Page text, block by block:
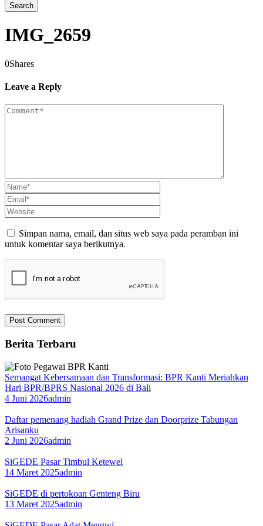
IMG_2659
0Shares
Leave a Reply
Simpan nama, email, dan situs web saya pada peramban ini
untuk komentar saya berikutnya.
Berita Terbaru
Semangat Kebersamaan dan Transformasi: BPR Kanti Meriahkan
Hari BPR/BPRS Nasional 2026 di Bali
4 Juni 2026admin
Daftar pemenang hadiah Grand Prize dan Doorprize Tabungan
Arisanku
2 Juni 2026admin
SiGEDE Pasar Timbul Ketewel
14 Maret 2025admin
SiGEDE di pertokoan Genteng Biru
13 Maret 2025admin